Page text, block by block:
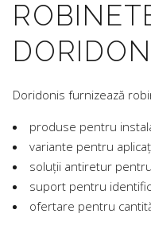
Doridonis furnizează
produse pentru
variante pentru
soluții antiretur
suport pentru
ofertare pentru